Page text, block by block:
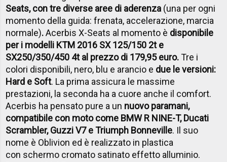
Seats, con tre diverse aree di aderenza (una per ogni
momento della guida: frenata, accelerazione, marcia
normale).Acerbis X-Seats al momento è disponibile
per i modelli KTM 2016 SX 125/150 2t e
SX250/350/450 4t al prezzo di 179,95 euro.Tre i
colori disponibili, nero, blu e arancio e due le versioni:
Hard e Soft. La prima assicura le massime
prestazioni, la seconda ha a cuore anche il comfort.
Acerbis ha pensato pure a un nuovo paramani,
compatibile con moto come BMW R NINE-T, Ducati
Scrambler, Guzzi V7 e Triumph Bonneville. Il suo
nome è Oblivion ed è realizzato in plastica
con schermo cromato satinato effetto alluminio.